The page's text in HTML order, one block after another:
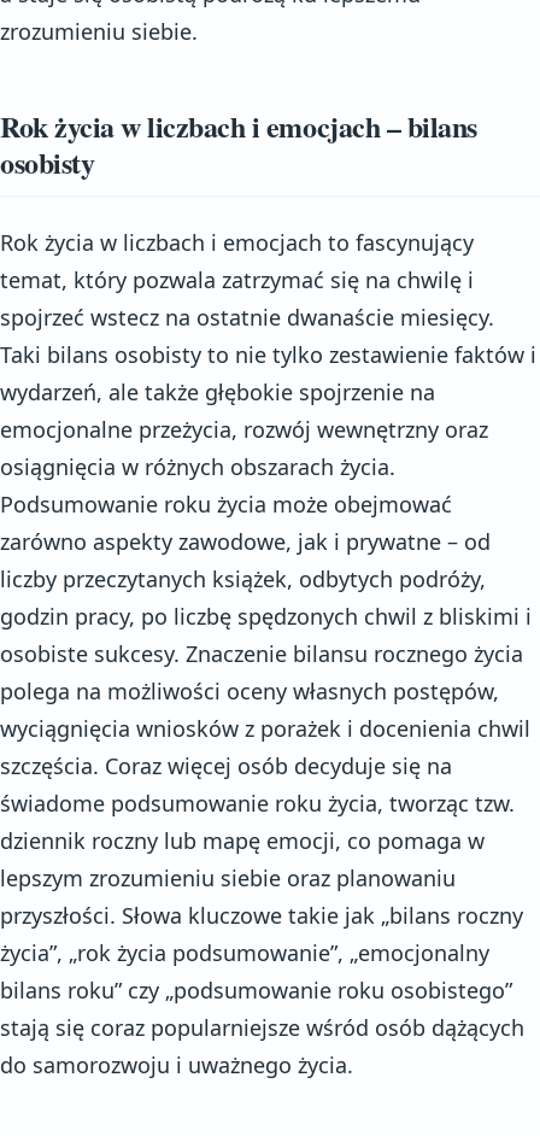
zrozumieniu siebie.
Rok życia w liczbach i emocjach – bilans
osobisty
Rok życia w liczbach i emocjach to fascynujący
temat, który pozwala zatrzymać się na chwilę i
spojrzeć wstecz na ostatnie dwanaście miesięcy.
Taki bilans osobisty to nie tylko zestawienie faktów i
wydarzeń, ale także głębokie spojrzenie na
emocjonalne przeżycia, rozwój wewnętrzny oraz
osiągnięcia w różnych obszarach życia.
Podsumowanie roku życia może obejmować
zarówno aspekty zawodowe, jak i prywatne – od
liczby przeczytanych książek, odbytych podróży,
godzin pracy, po liczbę spędzonych chwil z bliskimi i
osobiste sukcesy. Znaczenie bilansu rocznego życia
polega na możliwości oceny własnych postępów,
wyciągnięcia wniosków z porażek i docenienia chwil
szczęścia. Coraz więcej osób decyduje się na
świadome podsumowanie roku życia, tworząc tzw.
dziennik roczny lub mapę emocji, co pomaga w
lepszym zrozumieniu siebie oraz planowaniu
przyszłości. Słowa kluczowe takie jak „bilans roczny
życia”, „rok życia podsumowanie”, „emocjonalny
bilans roku” czy „podsumowanie roku osobistego”
stają się coraz popularniejsze wśród osób dążących
do samorozwoju i uważnego życia.